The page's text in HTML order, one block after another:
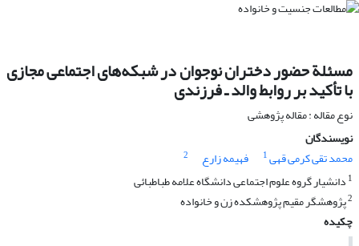
مسئلة حضور دختران نوجوان در شبکه‌های اجتماعی مجازی
با تأکید بر روابط والد ـ فرزندی
نوع مقاله : مقاله پژوهشی
نویسندگان
محمد تقی کرمی قهی1 فهیمه زارع
2
1 دانشیار گروه علوم اجتماعی دانشگاه علامه طباطبائی
2پژوهشگر مقیم پژوهشکده زن و خانواده
چکیده